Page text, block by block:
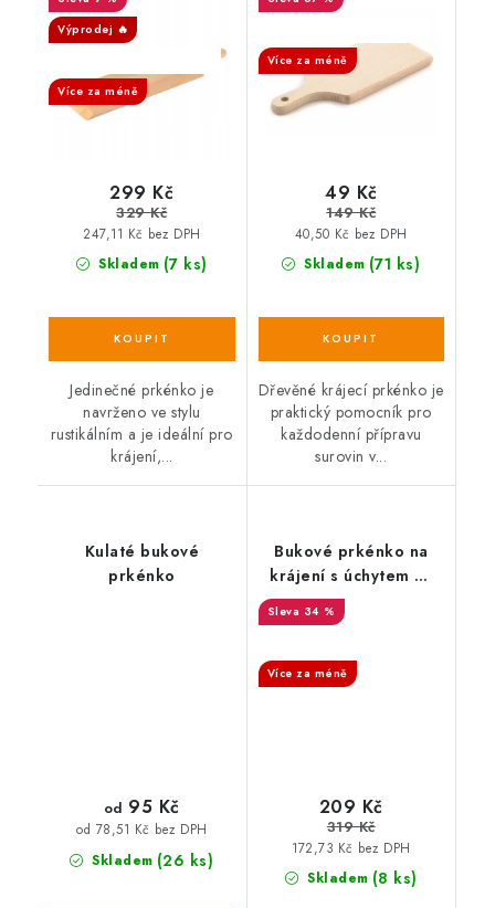
Výprodej 🔥
Více za méně
Skladem (7 ks)
247,11 Kč bez DPH
299 Kč
329 Kč
Jedinečné prkénko je
navrženo ve stylu
rustikálním a je ideální pro
krájení,...
Více za méně
Skladem (71 ks)
40,50 Kč bez DPH
49 Kč
149 Kč
Dřevěné krájecí prkénko je
praktický pomocník pro
každodenní přípravu
surovin v...
Kulaté bukové
prkénko
Skladem (26 ks)
od 78,51 Kč bez DPH
od 95 Kč
Bukové prkénko na
krájení s úchytem 31
× 20 cm
34 %
Více za méně
Skladem (8 ks)
172,73 Kč bez DPH
209 Kč
319 Kč